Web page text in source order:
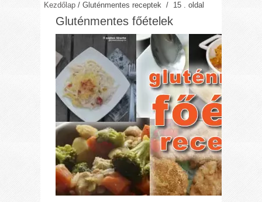
Kezdőlap /Gluténmentes receptek / 15 . oldal
Gluténmentes főételek